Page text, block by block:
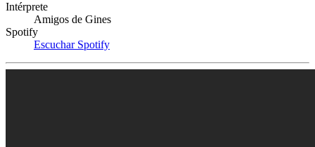
Intérprete
Amigos de Gines
Spotify
Escuchar Spotify